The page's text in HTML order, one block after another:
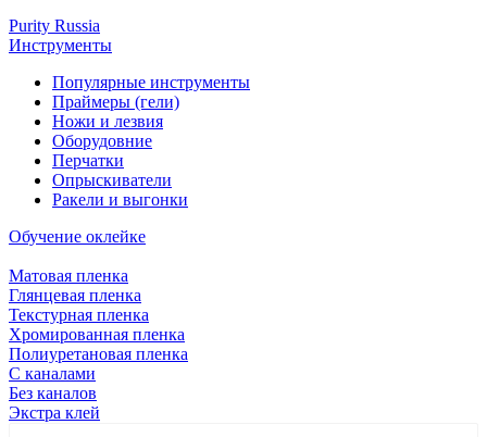
Purity Russia
Инструменты
Популярные инструменты
Праймеры (гели)
Ножи и лезвия
Оборудовние
Перчатки
Опрыскиватели
Ракели и выгонки
Обучение оклейке
Матовая пленка
Глянцевая пленка
Текстурная пленка
Хромированная пленка
Полиуретановая пленка
С каналами
Без каналов
Экстра клей